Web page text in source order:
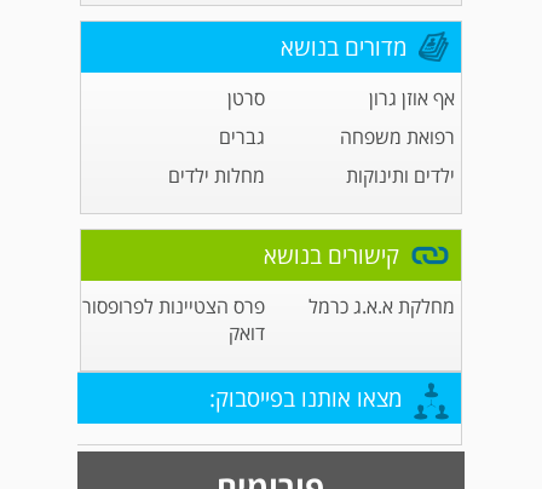
מדורים בנושא
אף אוזן גרון
סרטן
רפואת משפחה
גברים
ילדים ותינוקות
מחלות ילדים
קישורים בנושא
מחלקת א.א.ג כרמל
פרס הצטיינות לפרופסור
דואק
מצאו אותנו בפייסבוק: